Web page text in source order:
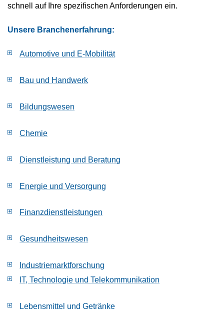
schnell auf Ihre spezifischen Anforderungen ein.
Unsere Branchenerfahrung:
Automotive und E-Mobilität
Bau und Handwerk
Bildungswesen
Chemie
Dienstleistung und Beratung
Energie und Versorgung
Finanzdienstleistungen
Gesundheitswesen
Industriemarktforschung
IT, Technologie und Telekommunikation
Lebensmittel und Getränke